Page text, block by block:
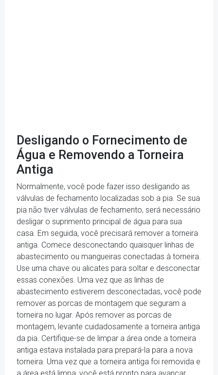
Desligando o Fornecimento de
Água e Removendo a Torneira
Antiga
Normalmente, você pode fazer isso desligando as
válvulas de fechamento localizadas sob a pia. Se sua
pia não tiver válvulas de fechamento, será necessário
desligar o suprimento principal de água para sua
casa. Em seguida, você precisará remover a torneira
antiga. Comece desconectando quaisquer linhas de
abastecimento ou mangueiras conectadas à torneira.
Use uma chave ou alicates para soltar e desconectar
essas conexões. Uma vez que as linhas de
abastecimento estiverem desconectadas, você pode
remover as porcas de montagem que seguram a
torneira no lugar. Após remover as porcas de
montagem, levante cuidadosamente a torneira antiga
da pia. Certifique-se de limpar a área onde a torneira
antiga estava instalada para prepará-la para a nova
torneira. Uma vez que a torneira antiga foi removida e